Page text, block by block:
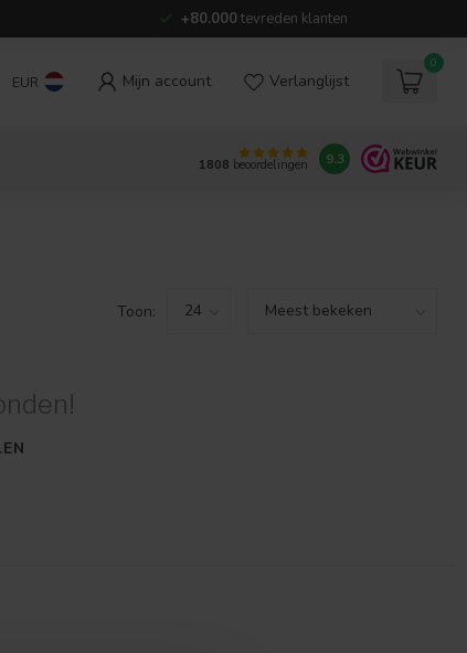
+80.000tevreden klanten
EUR Mijn account Verlanglijst
0
1808 beoordelingen 9.3
Toon: